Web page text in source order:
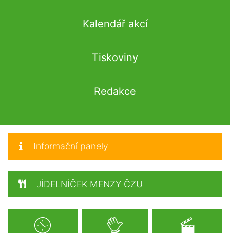
Kalendář akcí
Tiskoviny
Redakce
Informační panely
JÍDELNÍČEK MENZY ČZU